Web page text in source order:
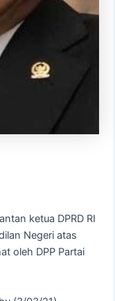
ketua DPRD RI
Negeri atas
oleh DPP Partai